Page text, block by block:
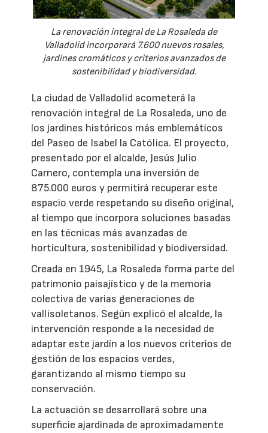
La renovación integral de La Rosaleda de
Valladolid incorporará 7.600 nuevos rosales,
jardines cromáticos y criterios avanzados de
sostenibilidad y biodiversidad.
La ciudad de Valladolid acometerá la
renovación integral de La Rosaleda, uno de
los jardines históricos más emblemáticos
del Paseo de Isabel la Católica. El proyecto,
presentado por el alcalde, Jesús Julio
Carnero, contempla una inversión de
875.000 euros y permitirá recuperar este
espacio verde respetando su diseño original,
al tiempo que incorpora soluciones basadas
en las técnicas más avanzadas de
horticultura, sostenibilidad y biodiversidad.
Creada en 1945, La Rosaleda forma parte del
patrimonio paisajístico y de la memoria
colectiva de varias generaciones de
vallisoletanos. Según explicó el alcalde, la
intervención responde a la necesidad de
adaptar este jardín a los nuevos criterios de
gestión de los espacios verdes,
garantizando al mismo tiempo su
conservación.
La actuación se desarrollará sobre una
superficie ajardinada de aproximadamente